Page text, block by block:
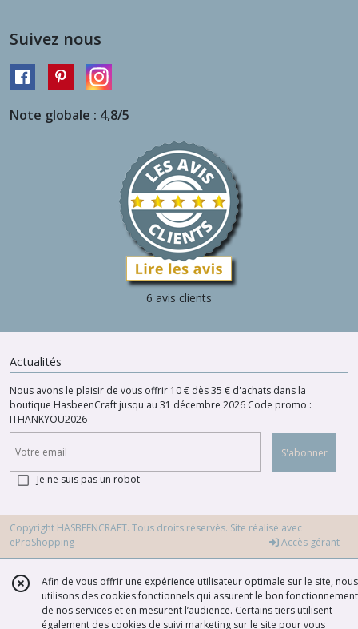
Suivez nous
Note globale : 4,8/5
6 avis clients
Actualités
Nous avons le plaisir de vous offrir 10 € dès 35 € d'achats dans la
boutique HasbeenCraft jusqu'au 31 décembre 2026 Code promo :
ITHANKYOU2026
S'abonner
Je ne suis pas un robot
Copyright HASBEENCRAFT. Tous droits réservés. Site réalisé avec
eProShopping
Accès gérant
Afin de vous offrir une expérience utilisateur optimale sur le site, nous
utilisons des cookies fonctionnels qui assurent le bon fonctionnement
de nos services et en mesurent l’audience. Certains tiers utilisent
également des cookies de suivi marketing sur le site pour vous